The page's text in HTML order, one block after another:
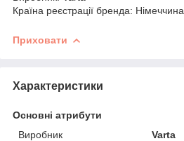
Країна реєстрації бренда: Німеччина
Приховати
Характеристики
Основні атрибути
Виробник
Varta